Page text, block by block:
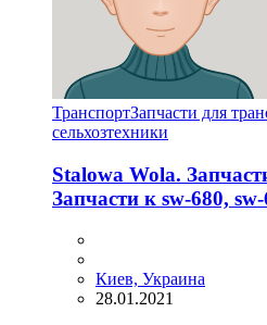
ТранспортЗапчасти для
сельхозтехники
Stalowa Wola.
Запчасти к sw-680,
Киев, Украина
28.01.2021